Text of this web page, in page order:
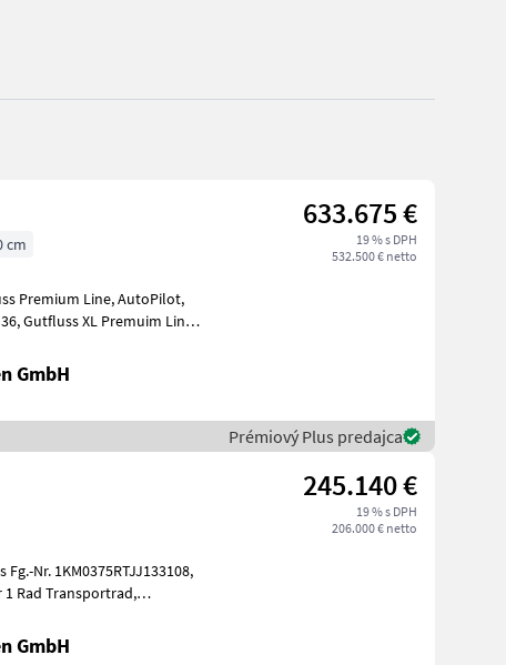
633.675 €
19 % s DPH
532.500 € netto
cm
GmbH
Prémiový Plus predajca
245.140 €
19 % s DPH
206.000 € netto
Nr. 1KM0375RTJJ133108,
GmbH